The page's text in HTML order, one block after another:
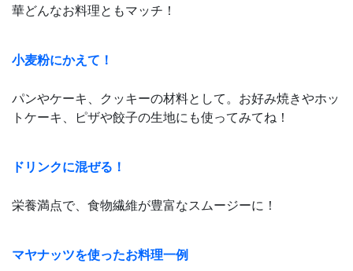
華どんなお料理ともマッチ！
小麦粉にかえて！
パンやケーキ、クッキーの材料として。お好み焼きやホッ
トケーキ、ピザや餃子の生地にも使ってみてね！
ドリンクに混ぜる！
栄養満点で、食物繊維が豊富なスムージーに！
マヤナッツを使ったお料理一例